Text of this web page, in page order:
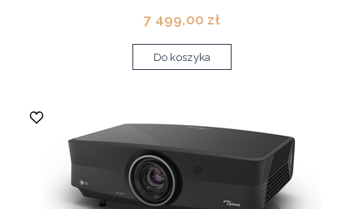
7 499,00 zł
Do koszyka